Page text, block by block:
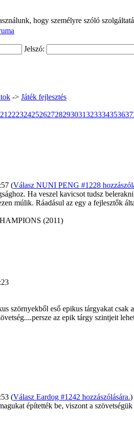
hogy személyre szóló
Jelszó:
-> Játék fejlesztés
21 22232425262728293031323334353637
(Válasz NUNI PENG #1228
Ha veszel kavicsot tudsz
múlik. Ráadásul az egy a fejlesztők
(2011)
szörnyekből eső epikus tárgyakat
az epik tárgy szintjeit
(Válasz Eardog #1242 hozzászólására.)
építették be, viszont a